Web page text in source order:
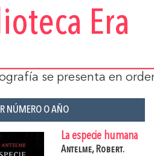
Era
se presenta en
NÚMERO O AÑO
La especie humana
Antelme, Robert.